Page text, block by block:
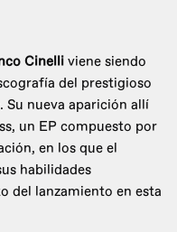
Cinelli viene siendo
del prestigioso
Su nueva aparición allí
un EP compuesto por
en los que el
habilidades
del lanzamiento en esta